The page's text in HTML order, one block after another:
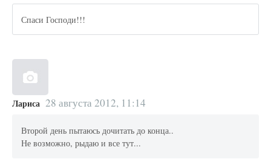
Спаси Господи!!!
Лариса 28 августа 2012, 11:14
Второй день пытаюсь дочитать до конца..
Не возможно, рыдаю и все тут...